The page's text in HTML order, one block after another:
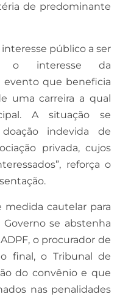
de predominante
público a ser
o interesse da
que beneficia
uma carreira a qual
A situação se
indevida de
privada, cujos
reforça o
medida cautelar para
se abstenha
o procurador de
final, o Tribunal de
do convênio e que
nas penalidades